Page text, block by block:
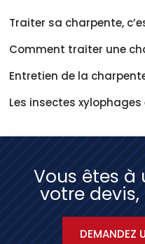
Traiter sa charpente,
Comment traiter une
Entretien de la
Les insectes
Vous êtes à
votre
DEMANDEZ